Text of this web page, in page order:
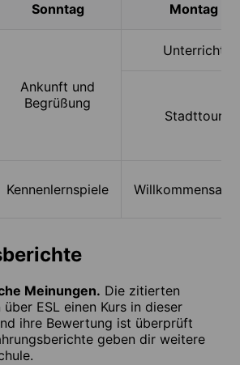
Sonntag Montag
Ankunft und
Begrüßung
Unterricht
Stadttour
Kennenlernspiele
Meinungen. Die zitierten
ESL einen Kurs in dieser
ihre Bewertung ist überprüft
geben dir weitere